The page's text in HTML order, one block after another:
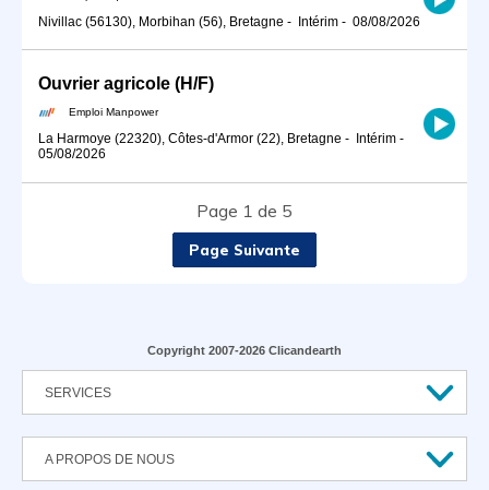
Nivillac (56130), Morbihan (56), Bretagne - Intérim - 08/08/2026
Ouvrier agricole (H/F)
Emploi Manpower
La Harmoye (22320), Côtes-d'Armor (22), Bretagne - Intérim -
05/08/2026
Page 1 de 5
Page Suivante
Copyright 2007-2026 Clicandearth
SERVICES
A PROPOS DE NOUS